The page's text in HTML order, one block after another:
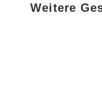
Weitere